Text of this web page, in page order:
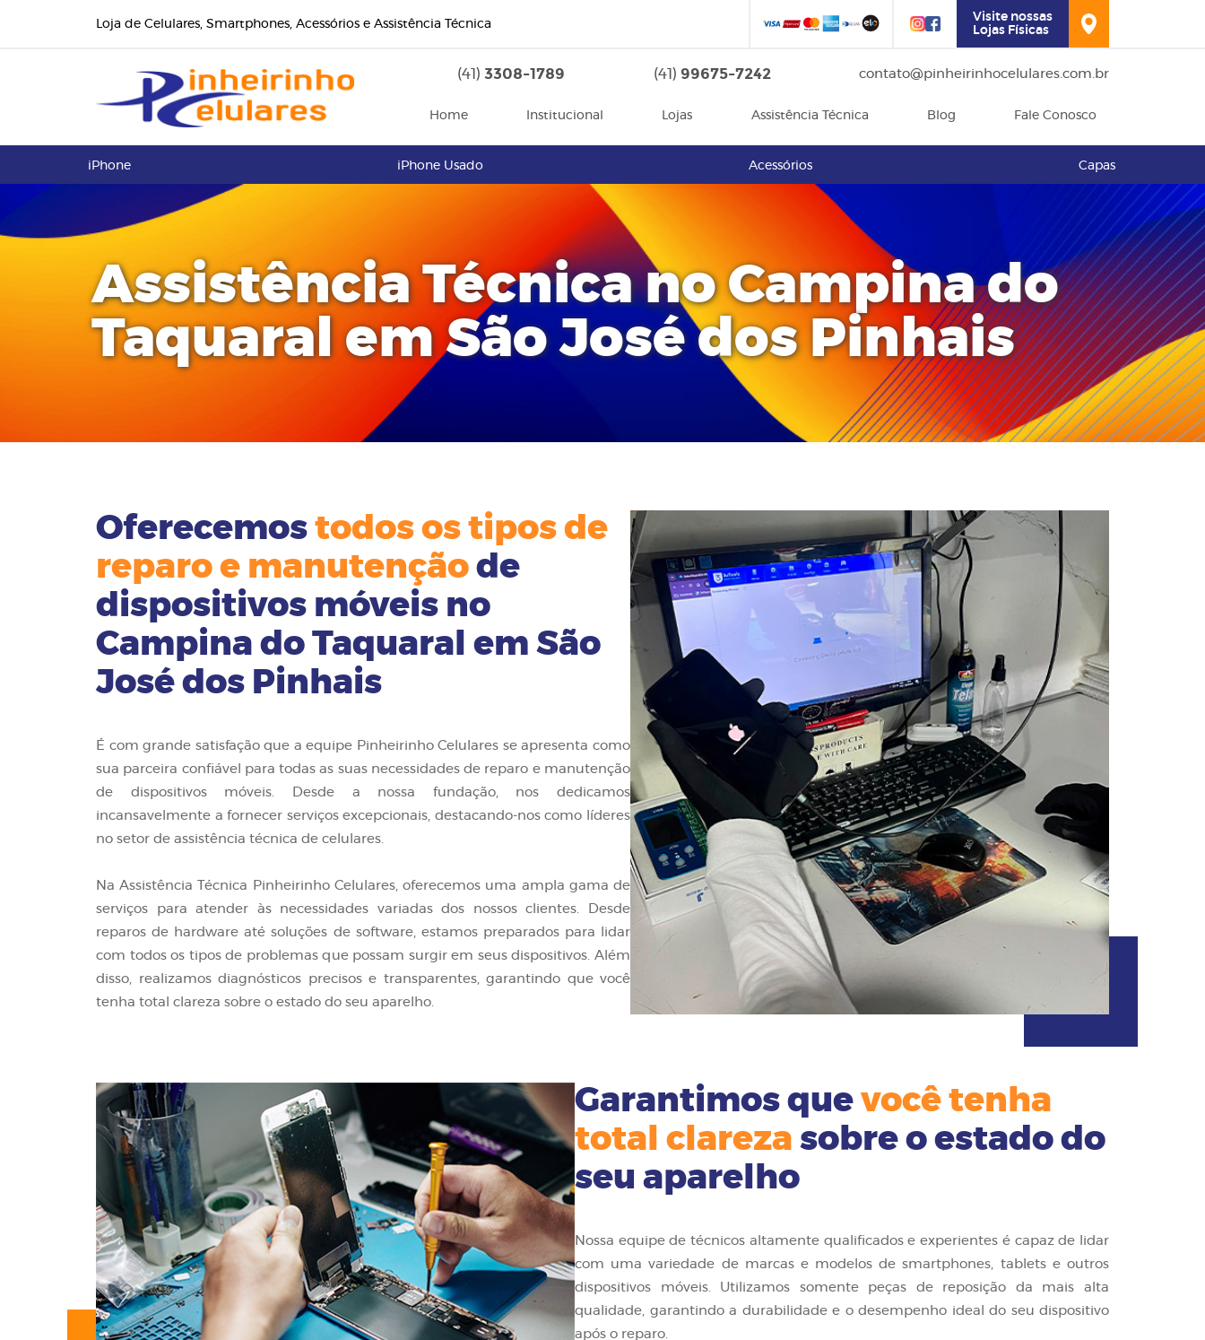
Loja de Celulares, Smartphones, Acessórios e Assistência Técnica
Visite nossas
Lojas Físicas
(41) 3308-1789 (41) 99675-7242 contato@pinheirinhocelulares.com.br
Home Institucional Lojas Assistência Técnica Blog Fale Conosco
iPhone iPhone Usado Acessórios Capas
Assistência Técnica no Campina do
Taquaral em São José dos Pinhais
Oferecemos todos os tipos de
reparo e manutenção de
dispositivos móveis no
Campina do Taquaral em São
José dos Pinhais
É com grande satisfação que a equipe Pinheirinho Celulares se apresenta como
sua parceira confiável para todas as suas necessidades de reparo e manutenção
de dispositivos móveis. Desde a nossa fundação, nos dedicamos
incansavelmente a fornecer serviços excepcionais, destacando-nos como líderes
no setor de assistência técnica de celulares.
Na Assistência Técnica Pinheirinho Celulares, oferecemos uma ampla gama de
serviços para atender às necessidades variadas dos nossos clientes. Desde
reparos de hardware até soluções de software, estamos preparados para lidar
com todos os tipos de problemas que possam surgir em seus dispositivos. Além
disso, realizamos diagnósticos precisos e transparentes, garantindo que você
tenha total clareza sobre o estado do seu aparelho.
Garantimos quevocê tenha
total clareza sobre o estado do
seu aparelho
Nossa equipe de técnicos altamente qualificados e experientes é capaz de lidar
com uma variedade de marcas e modelos de smartphones, tablets e outros
dispositivos móveis. Utilizamos somente peças de reposição da mais alta
qualidade, garantindo a durabilidade e o desempenho ideal do seu dispositivo
após o reparo.